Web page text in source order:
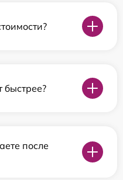
быстрее?
после